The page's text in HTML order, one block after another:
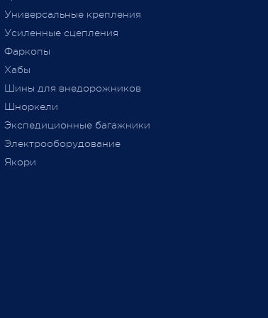
Универсальные крепления
Усиленные сцепления
Фаркопы
Хабы
Шины для внедорожников
Шноркели
Экспедиционные багажники
Электрооборудование
Якори